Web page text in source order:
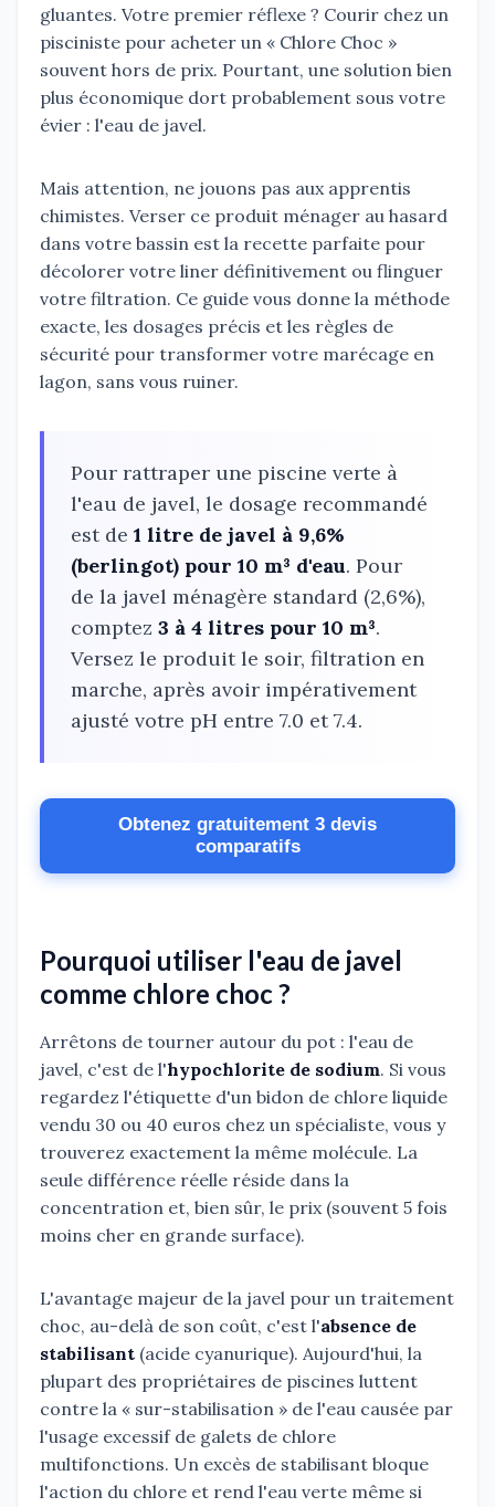
gluantes. Votre premier réflexe ? Courir chez un
pisciniste pour acheter un « Chlore Choc »
souvent hors de prix. Pourtant, une solution bien
plus économique dort probablement sous votre
évier : l'eau de javel.
Mais attention, ne jouons pas aux apprentis
chimistes. Verser ce produit ménager au hasard
dans votre bassin est la recette parfaite pour
décolorer votre liner définitivement ou flinguer
votre filtration. Ce guide vous donne la méthode
exacte, les dosages précis et les règles de
sécurité pour transformer votre marécage en
lagon, sans vous ruiner.
Pour rattraper une piscine verte à
l'eau de javel, le dosage recommandé
est de 1 litre de javel à 9,6%
(berlingot) pour 10 m³ d'eau. Pour
de la javel ménagère standard (2,6%),
comptez 3 à 4 litres pour 10 m³.
Versez le produit le soir, filtration en
marche, après avoir impérativement
ajusté votre pH entre 7.0 et 7.4.
Obtenez gratuitement 3 devis
comparatifs
Pourquoi utiliser l'eau de javel
comme chlore choc ?
Arrêtons de tourner autour du pot : l'eau de
javel, c'est de l'hypochlorite de sodium. Si vous
regardez l'étiquette d'un bidon de chlore liquide
vendu 30 ou 40 euros chez un spécialiste, vous y
trouverez exactement la même molécule. La
seule différence réelle réside dans la
concentration et, bien sûr, le prix (souvent 5 fois
moins cher en grande surface).
L'avantage majeur de la javel pour un traitement
choc, au-delà de son coût, c'est l'absence de
stabilisant (acide cyanurique). Aujourd'hui, la
plupart des propriétaires de piscines luttent
contre la « sur-stabilisation » de l'eau causée par
l'usage excessif de galets de chlore
multifonctions. Un excès de stabilisant bloque
l'action du chlore et rend l'eau verte même si